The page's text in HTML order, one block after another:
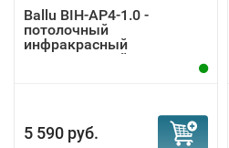
Ballu BIH-AP4-1.0 -
потолочный
инфракрасный
электрический...
5 590 руб.